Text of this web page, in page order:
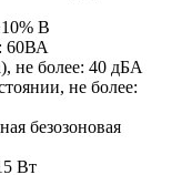
В
60ВА
не более: 40 дБА
не более:
безозоновая
Вт